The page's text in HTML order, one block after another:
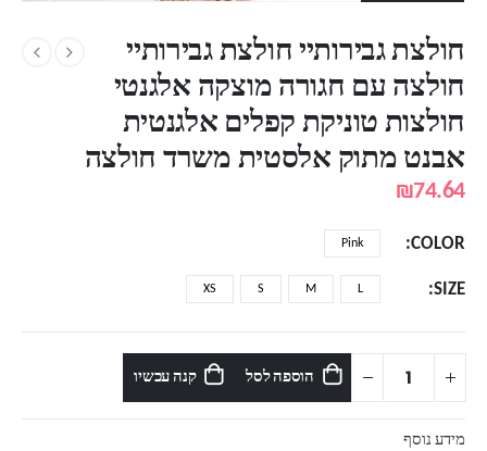
חולצת גבירותיי חולצת גבירותיי
חולצה עם חגורה מוצקה אלגנטי
חולצות טוניקת קפלים אלגנטית
אבנט מתוק אלסטית משרד חולצה
₪74.64
COLOR
Pink
SIZE
L
M
S
XS
הוספה לסל קנה עכשיו
מידע נוסף